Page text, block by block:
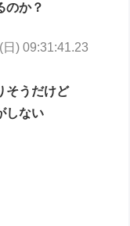
のか？
) 09:31:41.23
そうだけど
しない